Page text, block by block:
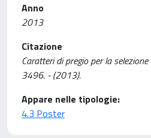
Anno
2013
Citazione
Caratteri di pregio per la
3496. - (2013).
Appare nelle tipologie:
4.3 Poster